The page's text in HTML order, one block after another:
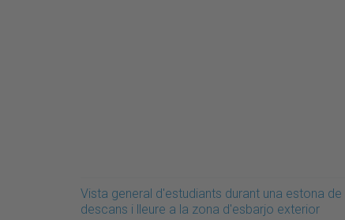
Vista general d'estudiants durant una estona de
descans i lleure a la zona d'esbarjo exterior